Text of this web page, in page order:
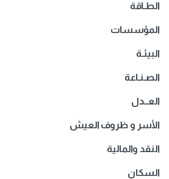
الطـاقة
المؤسسات
البيئـة
الصـنـاعة
العــدل
الأسر و ظروف العيش
النقد والمالية
السكان